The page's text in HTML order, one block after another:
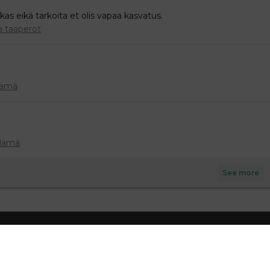
eikä tarkoita et olis vapaa kasvatus.
taaperot
See more